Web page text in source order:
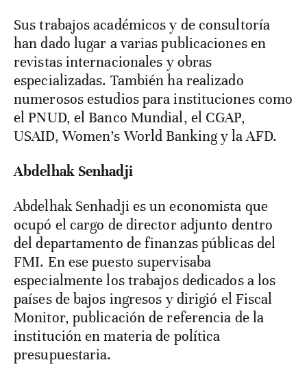
Sus trabajos académicos y de consultoría
han dado lugar a varias publicaciones en
revistas internacionales y obras
especializadas. También ha realizado
numerosos estudios para instituciones como
el PNUD, el Banco Mundial, el CGAP,
USAID, Women’s World Banking y la AFD.
Abdelhak Senhadji
Abdelhak Senhadji es un economista que
ocupó el cargo de director adjunto dentro
del departamento de finanzas públicas del
FMI. En ese puesto supervisaba
especialmente los trabajos dedicados a los
países de bajos ingresos y dirigió el Fiscal
Monitor, publicación de referencia de la
institución en materia de política
presupuestaria.